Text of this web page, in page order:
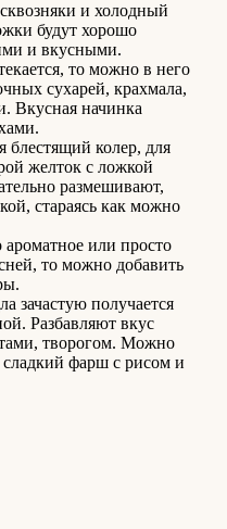
и холодный
будут хорошо
и вкусными.
то можно в него
сухарей, крахмала,
Вкусная начинка
блестящий колер, для
желток с ложкой
размешивают,
стараясь как можно
или просто
то можно добавить
зачастую получается
Разбавляют вкус
творогом. Можно
сладкий фарш с рисом и